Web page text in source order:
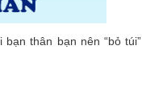
thân bạn nên “bỏ túi”